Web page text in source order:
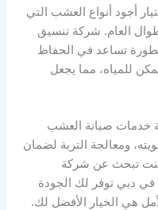
أجود أنواع العشب التي
العام. شركة تنسيق
تساعد في الحفاظ
للمياه، مما يجعل
خدمات صيانة العشب
ومعالجة التربة لضمان
تبحث عن شركة
دبي توفر لك الجودة
هي الخيار الأفضل لك.